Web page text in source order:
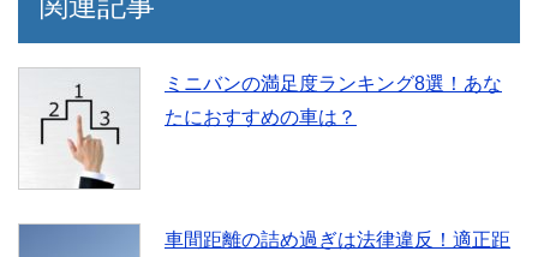
ミニバンの満足度ランキング8選！あな
たにおすすめの車は？
車間距離の詰め過ぎは法律違反！適正距